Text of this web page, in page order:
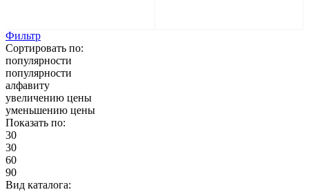
Фильтр
Сортировать по:
популярности
популярности
алфавиту
увеличению цены
уменьшению цены
Показать по:
30
30
60
90
Вид каталога: